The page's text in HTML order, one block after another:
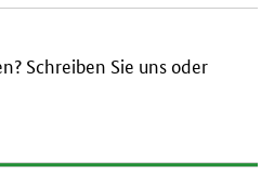
Schreiben Sie uns oder